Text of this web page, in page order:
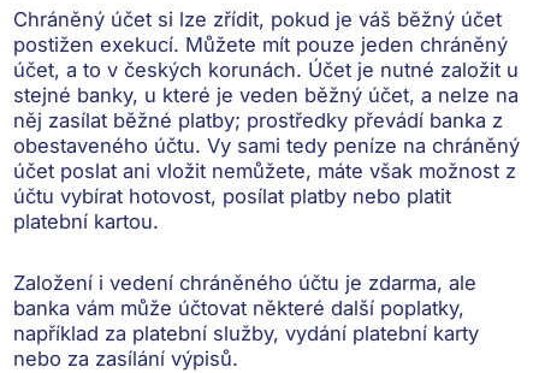
Chráněný účet si lze zřídit, pokud je váš běžný účet
postižen exekucí. Můžete mít pouze jeden chráněný
účet, a to v českých korunách. Účet je nutné založit u
stejné banky, u které je veden běžný účet, a nelze na
něj zasílat běžné platby; prostředky převádí banka z
obestaveného účtu. Vy sami tedy peníze na chráněný
účet poslat ani vložit nemůžete, máte však možnost z
účtu vybírat hotovost, posílat platby nebo platit
platební kartou.
Založení i vedení chráněného účtu je zdarma, ale
banka vám může účtovat některé další poplatky,
například za platební služby, vydání platební karty
nebo za zasílání výpisů.